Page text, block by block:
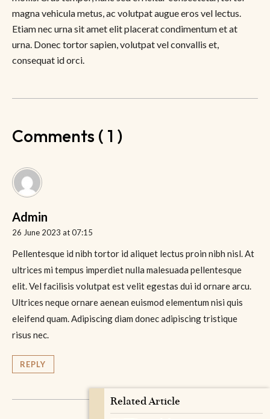
magna vehicula metus, ac volutpat augue eros vel lectus.
Etiam nec urna sit amet elit placerat condimentum et at
urna. Donec tortor sapien, volutpat vel convallis et,
consequat id orci.
Comments ( 1 )
Admin
26 June 2023 at 07:15
Pellentesque id nibh tortor id aliquet lectus proin nibh nisl. At
ultrices mi tempus imperdiet nulla malesuada pellentesque
elit. Vel facilisis volutpat est velit egestas dui id ornare arcu.
Ultrices neque ornare aenean euismod elementum nisi quis
eleifend quam. Adipiscing diam donec adipiscing tristique
risus nec.
REPLY
Related Article